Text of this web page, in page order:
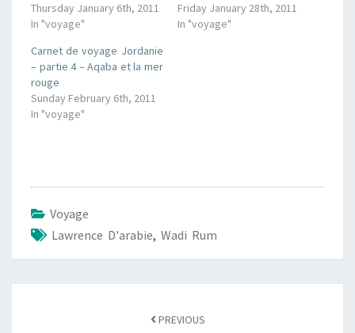
Thursday January 6th, 2011
In "voyage"
Friday January 28th, 2011
In "voyage"
Carnet de voyage Jordanie
– partie 4 – Aqaba et la mer
rouge
Sunday February 6th, 2011
In "voyage"
Voyage
Lawrence D'arabie, Wadi Rum
PREVIOUS